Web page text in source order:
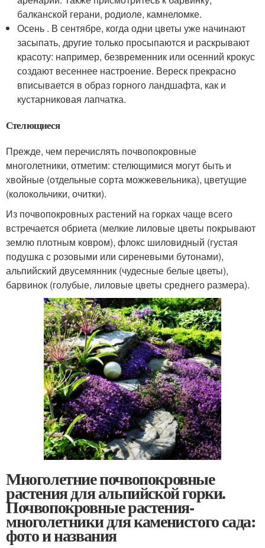
балканской герани, родиоле, камнеломке.
Осень . В сентябре, когда одни цветы уже начинают
засыпать, другие только просыпаются и раскрывают
красоту: например, безвременник или осенний крокус
создают весеннее настроение. Вереск прекрасно
вписывается в образ горного ландшафта, как и
кустарниковая лапчатка.
Стелющиеся
Прежде, чем перечислять почвопокровные
многолетники, отметим: стелющимися могут быть и
хвойные (отдельные сорта можжевельника), цветущие
(колокольчики, очитки).
Из почвопокровных растений на горках чаще всего
встречается обриета (мелкие лиловые цветы покрывают
землю плотным ковром), флокс шиловидный (густая
подушка с розовыми или сиреневыми бутонами),
альпийский двусемянник (чудесные белые цветы),
барвинок (голубые, лиловые цветы среднего размера).
Многолетние почвопокровные
растения для альпийской горки.
Почвопокровные растения-
многолетники для каменистого сада:
фото и названия